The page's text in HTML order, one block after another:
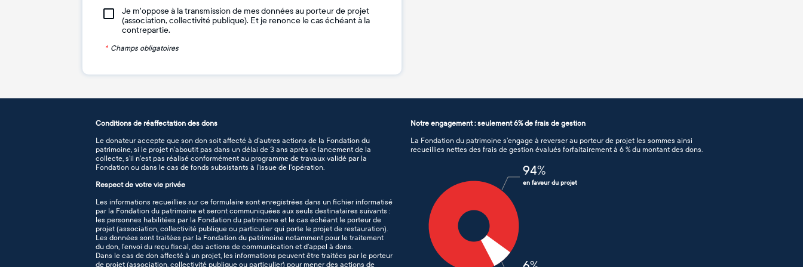
Je m'oppose à la transmission de mes données au porteur de projet
(association, collectivité publique). Et je renonce le cas échéant à la
contrepartie.
* Champs obligatoires
Conditions de réaffectation des dons
Le donateur accepte que son don soit affecté à d’autres actions de la Fondation du
patrimoine, si le projet n’aboutit pas dans un délai de 3 ans après le lancement de la
collecte, s’il n’est pas réalisé conformément au programme de travaux validé par la
Fondation ou dans le cas de fonds subsistants à l’issue de l’opération.
Respect de votre vie privée
Les informations recueillies sur ce formulaire sont enregistrées dans un fichier informatisé
par la Fondation du patrimoine et seront communiquées aux seuls destinataires suivants :
les personnes habilitées par la Fondation du patrimoine et le cas échéant le porteur de
projet (association, collectivité publique ou particulier qui porte le projet de restauration).
Les données sont traitées par la Fondation du patrimoine notamment pour le traitement
du don, l’envoi du reçu fiscal, des actions de communication et d’appel à dons.
Dans le cas de don affecté à un projet, les informations peuvent être traitées par le porteur
de projet (association, collectivité publique ou particulier) pour mener des actions de
Notre engagement : seulement 6% de frais de gestion
La Fondation du patrimoine s’engage à reverser au porteur de projet les sommes ainsi
recueillies nettes des frais de gestion évalués forfaitairement à 6 % du montant des dons.
94%
en faveur du projet